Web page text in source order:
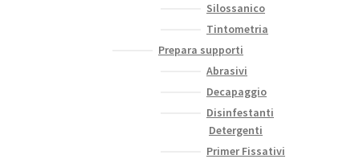
Silossanico
Tintometria
Prepara supporti
Abrasivi
Decapaggio
Disinfestanti
Detergenti
Primer Fissativi